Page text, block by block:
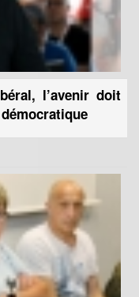
l’avenir doit